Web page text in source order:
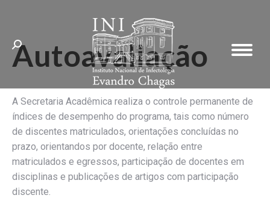
Search:
Autoavaliação
A Secretaria Acadêmica realiza o controle permanente de
índices de desempenho do programa, tais como número
de discentes matriculados, orientações concluídas no
prazo, orientandos por docente, relação entre
matriculados e egressos, participação de docentes em
disciplinas e publicações de artigos com participação
discente.